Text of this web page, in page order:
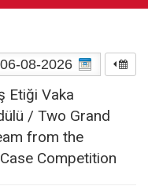
Etiği Vaka
/ Two Grand
from the
Competition